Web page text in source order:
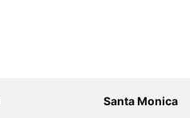
Santa Monica